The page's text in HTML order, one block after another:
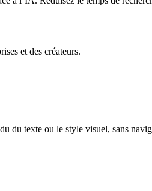
et des créateurs.
du texte ou le style visuel, sans